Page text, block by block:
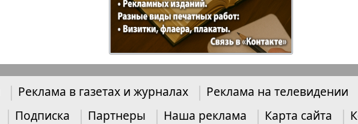
Рейнская газета Рецепты
Русская Газета Русская Мысль
Реклама в газетах и журналах Реклама на телевидении
Подписка Партнеры Наша реклама Карта сайта